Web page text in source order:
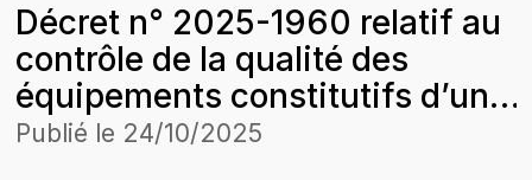
Décret n° 2025-1960 relatif au
contrôle de la qualité des
équipements constitutifs d’un
système solaire photovoltaïque
Publié le 24/10/2025